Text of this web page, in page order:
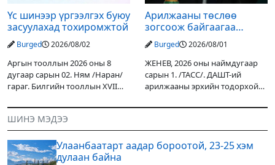
Үс шинээр үргээлгэх буюу
засуулахад тохиромжтой
Burged 2026/08/02
Аргын тооллын 2026 оны 8
дугаар сарын 02. Ням /Наран/
гараг. Билгийн тооллын XVII
гал Морин жилийн Зуны адаг
хөхөгчин хонь сарын шинийн
19, Адъяа /Асралт/
Арилжааны төслөө
зогсоож байгаагаа
Ж.Инфантино мэдэгдэв
Burged 2026/08/01
ЖЕНЕВ, 2026 оны наймдугаар
сарын 1. /ТАСС/. ДАШТ-ий
арилжааны эрхийн тодорхой
оруулагчдад худалдах
шийдвэрлэснээ ФИФА-гийн
ерөнхийлөгч Жанни
ШИНЭ МЭДЭЭ
Улаанбаатарт аадар бороотой, 23-25 хэм
дулаан байна